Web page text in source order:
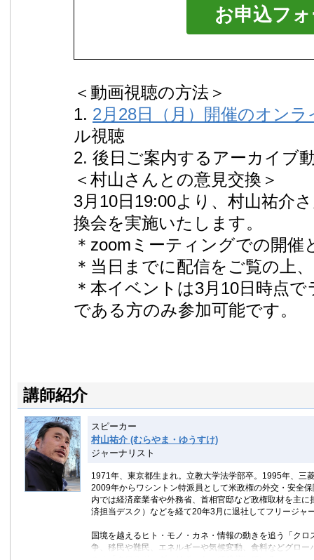
お申込フ
＜動画視聴の方法＞
1. 2月28日（月）開催のオン
ル視聴
2. 後日ご案内するアーカイブ
＜村山さんとの意見交換＞
3月10日19:00より、村山祐介
換会を実施いたします。
＊zoomミーティングでの開催
＊当日までに配信をご覧の上
＊本イベントは3月10日時点
である方のみ参加可能です。
講師紹介
スピーカー
村山祐介 (むらやま・ゆうすけ)
ジャーナリスト
1971年、東京都生まれ。立教大学法学部卒。1995年、三
2009年からワシントン特派員として米政権の外交・安全
内では経済産業省や外務省、首相官邸など政権取材を主
済担当デスク）などを経て20年3月に退社してフリージャ
国境を越えるヒト・モノ・カネ・情報の動きを追う「ク
争、移民や難民、エネルギーや気候変動、食料などグロ